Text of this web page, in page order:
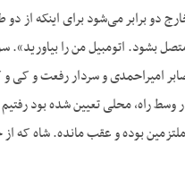
دو برابر می‌شود برای اینکه از
بشود. اتومبیل من را بیاورید».
امیراحمدی و سردار رفعت و کی
راه، محلی تعیین شده بود رفتیم
بوده و عقب مانده. شاه که